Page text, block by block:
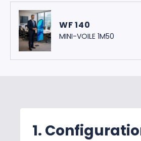
WF 140
MINI-VOILE 1M50
1.